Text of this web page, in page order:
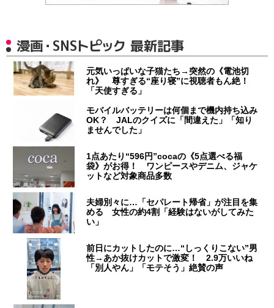
漫画・SNSトピック 最新記事
元気いっぱいな子猫たち→突然の《電池切
れ》 尊すぎる“座り寝”に視聴者もん絶！
「天使すぎる」
モバイルバッテリーは何個まで機内持ち込み
OK？ JALのクイズに「間違えた」「知り
ませんでした」
1点あたり“596円”cocaの《5点選べる福
袋》がお得！ ワンピースやデニム、ジャケ
ットなど対象商品多数
夫婦別々に…「セパレート帰省」が注目を集
める 女性の約4割「経験はないがしてみた
い」
前日にカットしたのに…“しっくりこない”男
性→あか抜けカットで激変！ 2.9万いいね
「別人やん」「モテそう」絶賛の声